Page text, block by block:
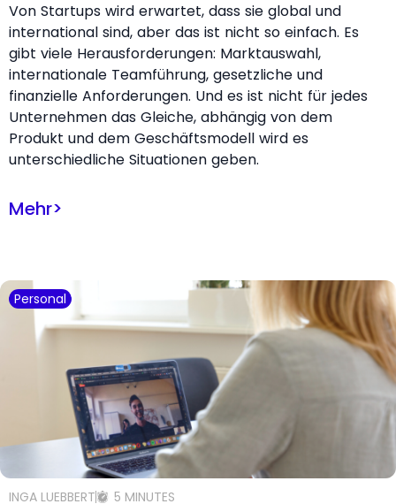
Von Startups wird erwartet, dass sie global und
international sind, aber das ist nicht so einfach. Es
gibt viele Herausforderungen: Marktauswahl,
internationale Teamführung, gesetzliche und
finanzielle Anforderungen. Und es ist nicht für jedes
Unternehmen das Gleiche, abhängig von dem
Produkt und dem Geschäftsmodell wird es
unterschiedliche Situationen geben.
Mehr>
Personal
INGA LUEBBERT 5 MINUTES